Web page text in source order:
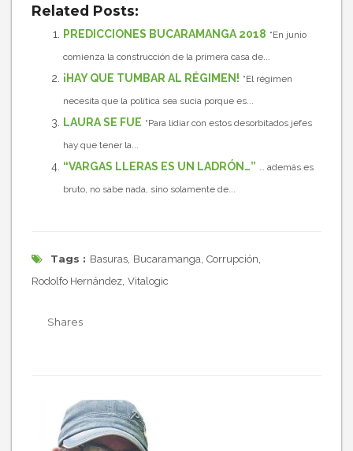
Related Posts:
PREDICCIONES BUCARAMANGA 2018 “En junio
comienza la construcción de la primera casa de...
¡HAY QUE TUMBAR AL RÉGIMEN! “El régimen
necesita que la política sea sucia porque es...
LAURA SE FUE “Para lidiar con estos desorbitados jefes
hay que tener la...
“VARGAS LLERAS ES UN LADRÓN…” … además es
bruto, no sabe nada, sino solamente de...
Tags : Basuras Bucaramanga Corrupción
Rodolfo Hernández Vitalogic
Shares